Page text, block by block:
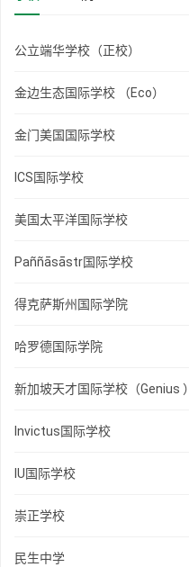
公立端华学校（正校）
金边生态国际学校 （Eco）
金门美国国际学校
ICS国际学校
美国太平洋国际学校
Paññāsāstr国际学校
得克萨斯州国际学院
哈罗德国际学院
新加坡天才国际学校（Genius ）
Invictus国际学校
IU国际学校
崇正学校
民生中学